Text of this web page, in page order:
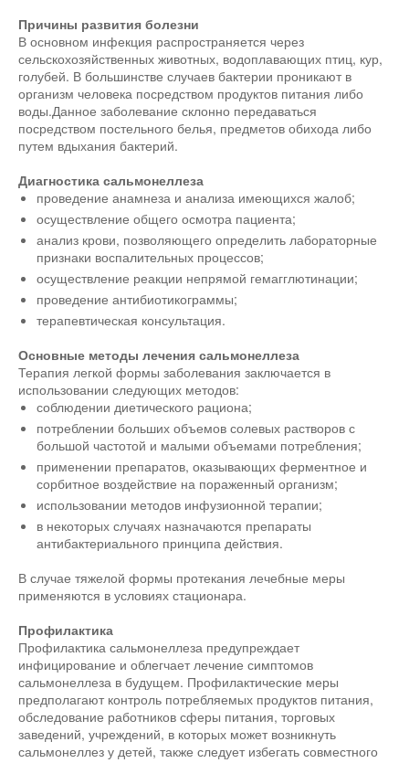
Причины развития болезни
В основном инфекция распространяется через
сельскохозяйственных животных, водоплавающих птиц, кур,
голубей. В большинстве случаев бактерии проникают в
организм человека посредством продуктов питания либо
воды.Данное заболевание склонно передаваться
посредством постельного белья, предметов обихода либо
путем вдыхания бактерий.
Диагностика сальмонеллеза
проведение анамнеза и анализа имеющихся жалоб;
осуществление общего осмотра пациента;
анализ крови, позволяющего определить лабораторные
признаки воспалительных процессов;
осуществление реакции непрямой гемагглютинации;
проведение антибиотикограммы;
терапевтическая консультация.
Основные методы лечения сальмонеллеза
Терапия легкой формы заболевания заключается в
использовании следующих методов:
соблюдении диетического рациона;
потреблении больших объемов солевых растворов с
большой частотой и малыми объемами потребления;
применении препаратов, оказывающих ферментное и
сорбитное воздействие на пораженный организм;
использовании методов инфузионной терапии;
в некоторых случаях назначаются препараты
антибактериального принципа действия.
В случае тяжелой формы протекания лечебные меры
применяются в условиях стационара.
Профилактика
Профилактика сальмонеллеза предупреждает
инфицирование и облегчает лечение симптомов
сальмонеллеза в будущем. Профилактические меры
предполагают контроль потребляемых продуктов питания,
обследование работников сферы питания, торговых
заведений, учреждений, в которых может возникнуть
сальмонеллез у детей, также следует избегать совместного